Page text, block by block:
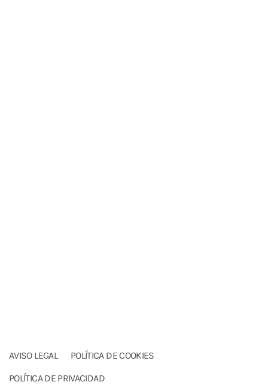
AVISO LEGAL
POLÍTICA DE COOKIES
POLÍTICA DE PRIVACIDAD